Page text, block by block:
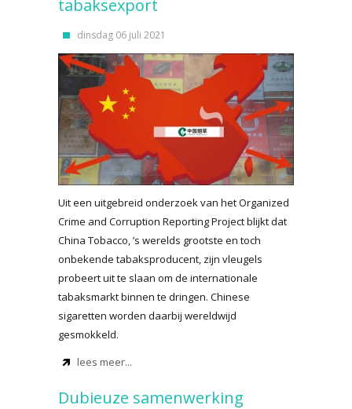
tabaksexport
dinsdag 06 juli 2021
Uit een uitgebreid onderzoek van het Organized
Crime and Corruption Reporting Project blijkt dat
China Tobacco, ’s werelds grootste en toch
onbekende tabaksproducent, zijn vleugels
probeert uit te slaan om de internationale
tabaksmarkt binnen te dringen. Chinese
sigaretten worden daarbij wereldwijd
gesmokkeld.
lees meer...
Dubieuze samenwerking